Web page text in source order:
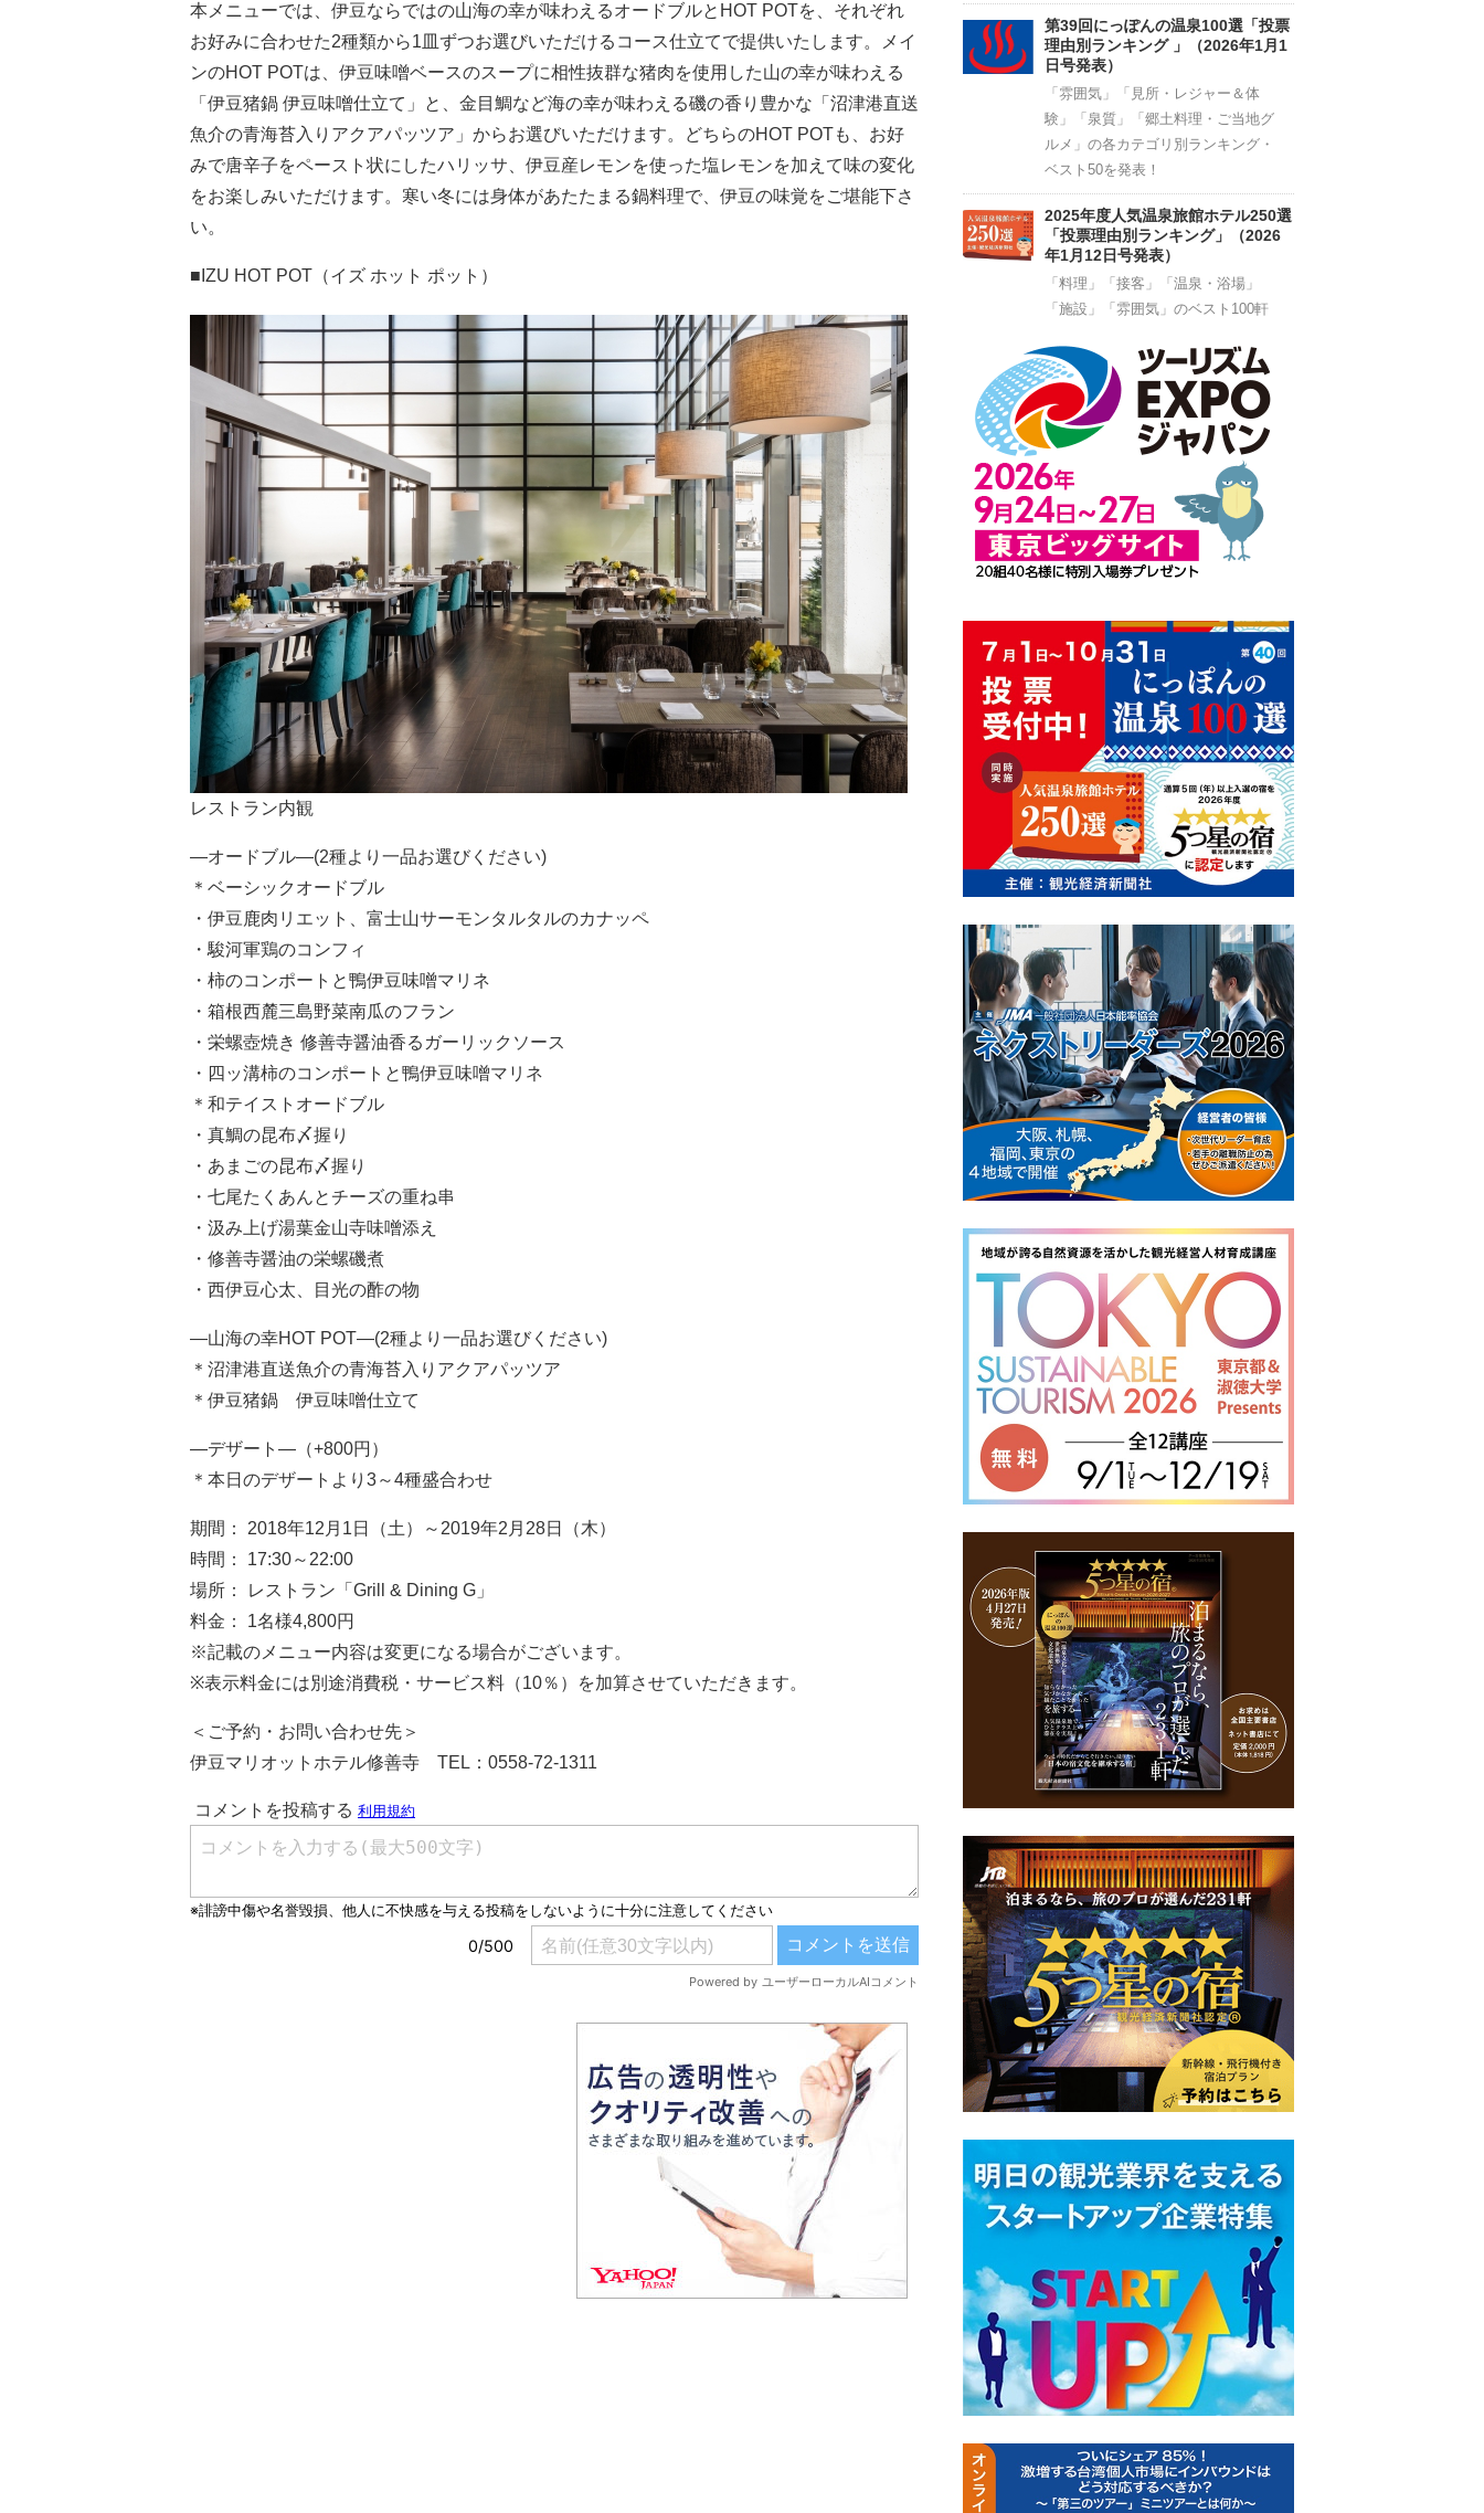
本メニューでは、伊豆ならではの山海の幸が味わえるオードブルとHOT POTを、それぞれ
お好みに合わせた2種類から1皿ずつお選びいただけるコース仕立てで提供いたします。メイ
ンのHOT POTは、伊豆味噌ベースのスープに相性抜群な猪肉を使用した山の幸が味わえる
「伊豆猪鍋 伊豆味噌仕立て」と、金目鯛など海の幸が味わえる磯の香り豊かな「沼津港直送
魚介の青海苔入りアクアパッツア」からお選びいただけます。どちらのHOT POTも、お好
みで唐辛子をペースト状にしたハリッサ、伊豆産レモンを使った塩レモンを加えて味の変化
をお楽しみいただけます。寒い冬には身体があたたまる鍋料理で、伊豆の味覚をご堪能下さ
い。
■IZU HOT POT（イズ ホット ポット）
レストラン内観
―オードブル―(2種より一品お選びください)
＊ベーシックオードブル
・伊豆鹿肉リエット、富士山サーモンタルタルのカナッペ
・駿河軍鶏のコンフィ
・柿のコンポートと鴨伊豆味噌マリネ
・箱根西麓三島野菜南瓜のフラン
・栄螺壺焼き 修善寺醤油香るガーリックソース
・四ッ溝柿のコンポートと鴨伊豆味噌マリネ
＊和テイストオードブル
・真鯛の昆布〆握り
・あまごの昆布〆握り
・七尾たくあんとチーズの重ね串
・汲み上げ湯葉金山寺味噌添え
・修善寺醤油の栄螺磯煮
・西伊豆心太、目光の酢の物
―山海の幸HOT POT―(2種より一品お選びください)
＊沼津港直送魚介の青海苔入りアクアパッツア
＊伊豆猪鍋 伊豆味噌仕立て
―デザート―（+800円）
＊本日のデザートより3～4種盛合わせ
期間： 2018年12月1日（土）～2019年2月28日（木）
時間： 17:30～22:00
場所： レストラン「Grill & Dining G」
料金： 1名様4,800円
※記載のメニュー内容は変更になる場合がございます。
※表示料金には別途消費税・サービス料（10％）を加算させていただきます。
＜ご予約・お問い合わせ先＞
伊豆マリオットホテル修善寺 TEL：0558-72-1311
第39回にっぽんの温泉100選「投票
理由別ランキング 」（2026年1月1
日号発表）
「雰囲気」「見所・レジャー＆体
験」「泉質」「郷土料理・ご当地グ
ルメ」の各カテゴリ別ランキング・
ベスト50を発表！
2025年度人気温泉旅館ホテル250選
「投票理由別ランキング」（2026
年1月12日号発表）
「料理」「接客」「温泉・浴場」
「施設」「雰囲気」のベスト100軒